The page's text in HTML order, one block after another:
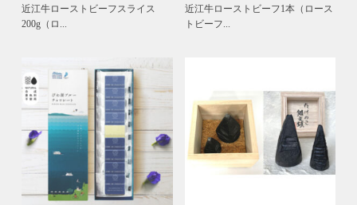
近江牛ローストビーフスライス
200g（ロ...
近江牛ローストビーフ1本（ロース
トビーフ...